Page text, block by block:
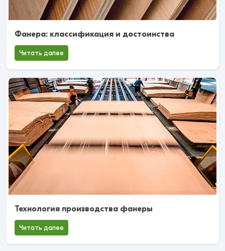
Фанера: классификация и достоинства
Читать далее
Технология производства фанеры
Читать далее